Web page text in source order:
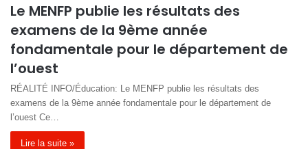
Le MENFP publie les résultats des
examens de la 9ème année
fondamentale pour le département de
l’ouest
RÉALITÉ INFO/Éducation: Le MENFP publie les résultats des
examens de la 9ème année fondamentale pour le département de
l’ouest Ce…
Lire la suite »